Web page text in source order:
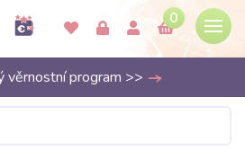
0
věrnostní program >>